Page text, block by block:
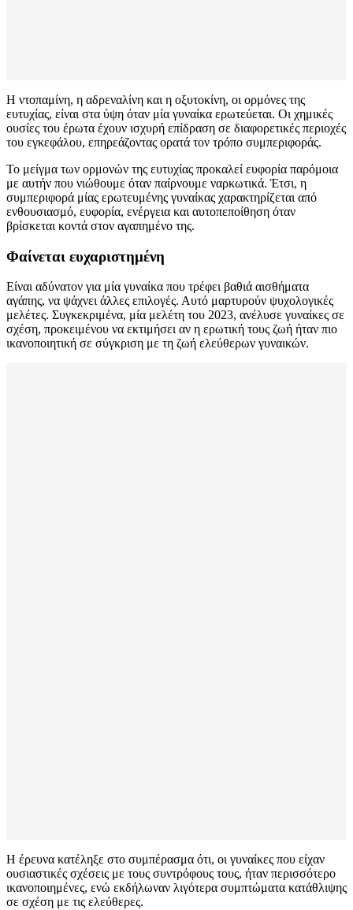
Η ντοπαμίνη, η αδρεναλίνη και η οξυτοκίνη, οι ορμόνες της
ευτυχίας, είναι στα ύψη όταν μία γυναίκα ερωτεύεται. Οι χημικές
ουσίες του έρωτα έχουν ισχυρή επίδραση σε διαφορετικές περιοχές
του εγκεφάλου, επηρεάζοντας ορατά τον τρόπο συμπεριφοράς.
Το μείγμα των ορμονών της ευτυχίας προκαλεί ευφορία παρόμοια
με αυτήν που νιώθουμε όταν παίρνουμε ναρκωτικά. Έτσι, η
συμπεριφορά μίας ερωτευμένης γυναίκας χαρακτηρίζεται από
ενθουσιασμό, ευφορία, ενέργεια και αυτοπεποίθηση όταν
βρίσκεται κοντά στον αγαπημένο της.
Φαίνεται ευχαριστημένη
Είναι αδύνατον για μία γυναίκα που τρέφει βαθιά αισθήματα
αγάπης, να ψάχνει άλλες επιλογές. Αυτό μαρτυρούν ψυχολογικές
μελέτες. Συγκεκριμένα, μία μελέτη του 2023, ανέλυσε γυναίκες σε
σχέση, προκειμένου να εκτιμήσει αν η ερωτική τους ζωή ήταν πιο
ικανοποιητική σε σύγκριση με τη ζωή ελεύθερων γυναικών.
Η έρευνα κατέληξε στο συμπέρασμα ότι, οι γυναίκες που είχαν
ουσιαστικές σχέσεις με τους συντρόφους τους, ήταν περισσότερο
ικανοποιημένες, ενώ εκδήλωναν λιγότερα συμπτώματα κατάθλιψης
σε σχέση με τις ελεύθερες.